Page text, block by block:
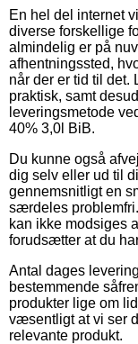
En hel del internet
diverse forskellige
almindelig er på
afhentningssted,
når der er tid til det.
praktisk, samt
leveringsmetode
40% 3,0l BiB.
Du kunne også
dig selv eller ud til
gennemsnitligt en
særdeles
kan ikke modsiges
forudsætter at du
Antal dages
bestemmende
produkter lige om
væsentligt at vi ser
relevante produkt.